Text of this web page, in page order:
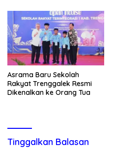
Asrama Baru Sekolah
Rakyat Trenggalek Resmi
Dikenalkan ke Orang Tua
Tinggalkan Balasan